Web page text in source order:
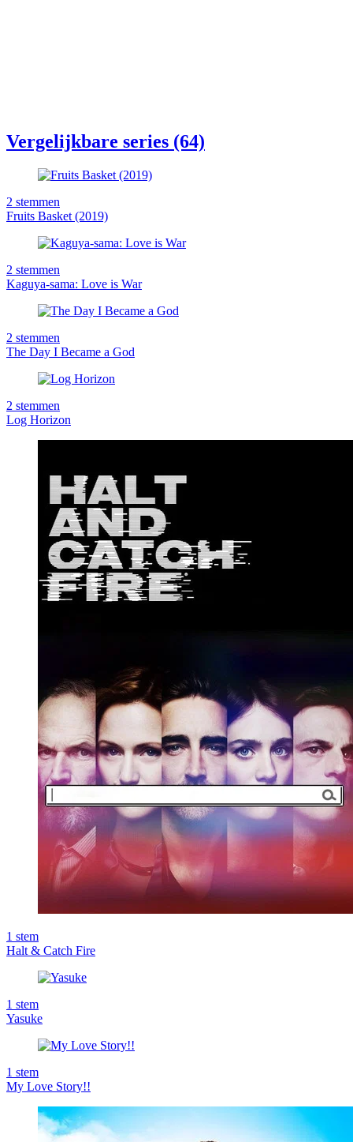
Vergelijkbare series (64)
2 stemmen
Fruits Basket (2019)
2 stemmen
Kaguya-sama: Love is War
2 stemmen
The Day I Became a God
2 stemmen
Log Horizon
1 stem
Halt & Catch Fire
1 stem
Yasuke
1 stem
My Love Story!!